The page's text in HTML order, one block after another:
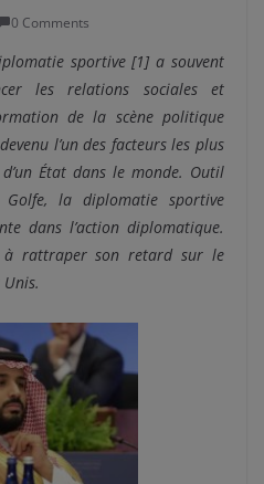
0 Comments
sportive [1] a souvent
les relations sociales et
de la scène politique
l’un des facteurs les plus
État dans le monde. Outil
la diplomatie sportive
dans l’action diplomatique.
à rattraper son retard sur le